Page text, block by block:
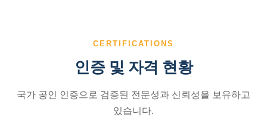
CERTIFICATIONS
인증 및 자격 현황
국가 공인 인증으로 검증된 전문성과 신뢰성을 보유하고
있습니다.